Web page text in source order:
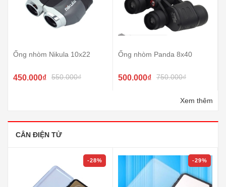
Ống nhòm Nikula 10x22
450.000₫ 550.000₫
Ống nhòm Panda 8x40
500.000₫ 750.000₫
Xem thêm
CÂN ĐIỆN TỬ
-28% -29%